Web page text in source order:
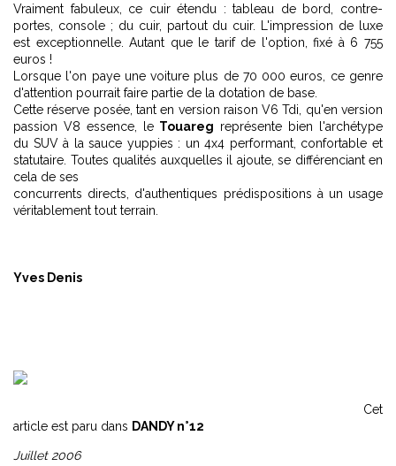
Vraiment fabuleux, ce cuir étendu : tableau de bord, contre-
portes, console ; du cuir, partout du cuir. L'impression de luxe
est exceptionnelle. Autant que le tarif de l'option, fixé à 6 755
euros !
Lorsque l'on paye une voiture plus de 70 000 euros, ce genre
d'attention pourrait faire partie de la dotation de base.
Cette réserve posée, tant en version raison V6 Tdi, qu'en version
passion V8 essence, le Touareg représente bien l'archétype
du SUV à la sauce yuppies : un 4x4 performant, confortable et
statutaire. Toutes qualités auxquelles il ajoute, se différenciant en
cela de ses
concurrents directs, d'authentiques prédispositions à un usage
véritablement tout terrain.
Yves Denis
Cet
article est paru dans DANDY n°12
Juillet 2006